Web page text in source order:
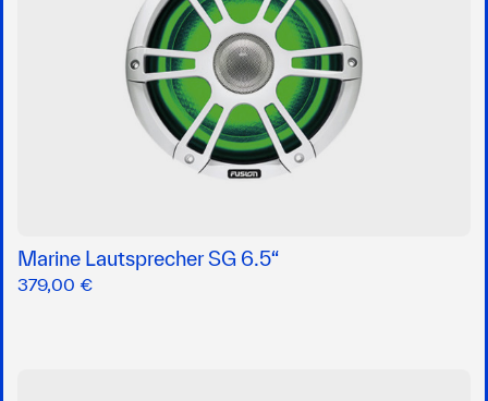
Marine Lautsprecher SG 6.5“
379,00 €